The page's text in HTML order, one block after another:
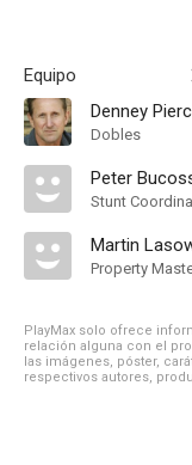
Equipo
Denney
Dobles
Peter
Stunt
Martin
Property
PlayMax solo ofrece
relación alguna con el
las imágenes, póster,
respectivos autores,